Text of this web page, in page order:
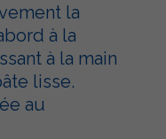
la
à la
à la main
lisse.
au